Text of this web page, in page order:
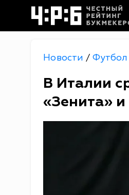
Новости / Футбол
В Италии
«Зенита»